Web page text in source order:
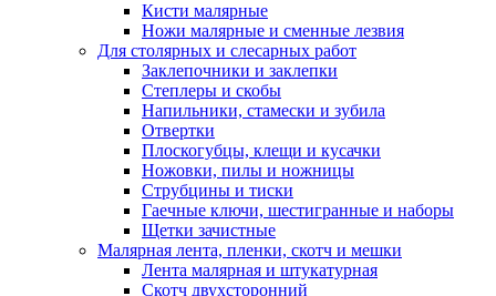
Кисти малярные
Ножи малярные и сменные лезвия
Для столярных и слесарных работ
Заклепочники и заклепки
Степлеры и скобы
Напильники, стамески и зубила
Отвертки
Плоскогубцы, клещи и кусачки
Ножовки, пилы и ножницы
Струбцины и тиски
Гаечные ключи, шестигранные и наборы
Щетки зачистные
Малярная лента, пленки, скотч и мешки
Лента малярная и штукатурная
Скотч двухсторонний